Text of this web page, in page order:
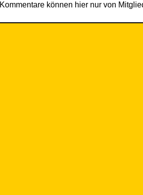
Kommentare können hier nur von